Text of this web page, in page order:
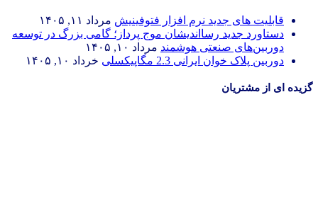
قابلیت های جدید نرم افزار فتوفینیش مرداد ۱۱, ۱۴۰۵
دستاورد جدید رسااندیشان موج پرداز؛ گامی بزرگ در توسعه
دوربین‌های صنعتی هوشمند مرداد ۱۰, ۱۴۰۵
دوربین پلاک خوان ایرانی 2.3 مگاپیکسلی
خرداد ۱۰, ۱۴۰۵
گزیده ای از مشتریان